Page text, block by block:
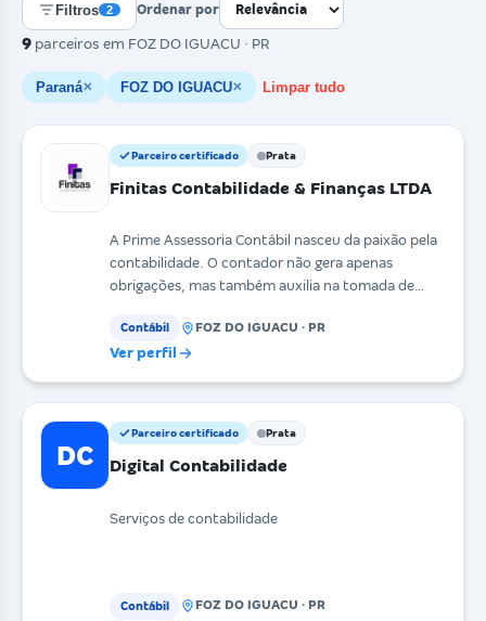
Filtros 2
9 parceiros em FOZ DO IGUACU · PR
Ordenar por
Paraná✕ FOZ DO IGUACU✕ Limpar tudo
Parceiro certificado Prata
Finitas Contabilidade & Finanças LTDA
A Prime Assessoria Contábil nasceu da paixão pela
contabilidade. O contador não gera apenas
obrigações, mas também auxilia na tomada de
Contábil FOZ DO IGUACU · PR
Ver perfil
DC
Parceiro certificado Prata
Digital Contabilidade
Serviços de contabilidade
Contábil FOZ DO IGUACU · PR